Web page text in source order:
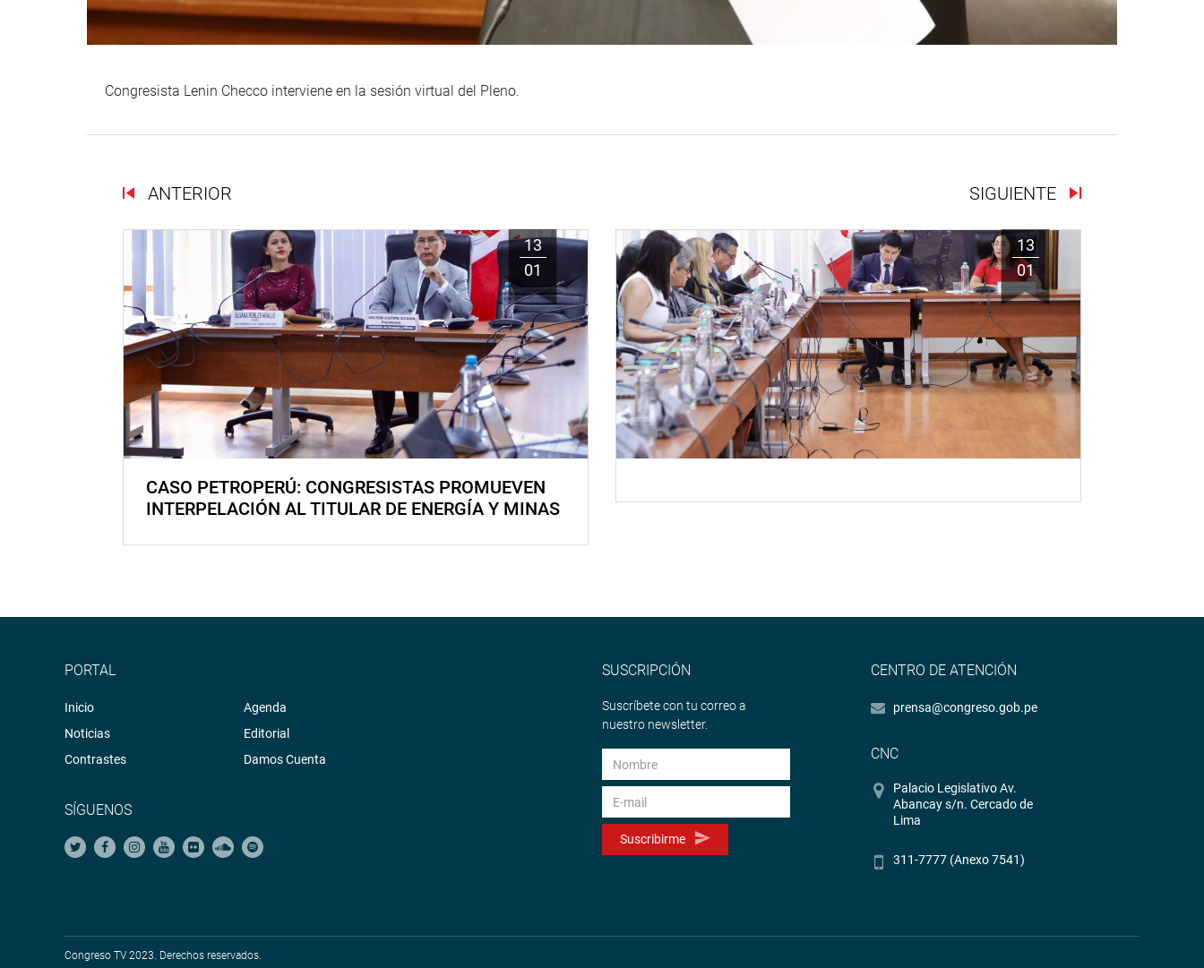
Congresista Lenin Checco interviene en la sesión virtual del Pleno.
ANTERIOR SIGUIENTE
13
01
CASO PETROPERÚ: CONGRESISTAS PROMUEVEN
INTERPELACIÓN AL TITULAR DE ENERGÍA Y MINAS
13
01
PORTAL
Inicio
Noticias
Contrastes
Agenda
Editorial
Damos Cuenta
SÍGUENOS
SUSCRIPCIÓN
Suscríbete con tu correo a
nuestro newsletter.
Suscribirme
CENTRO DE ATENCIÓN
prensa@congreso.gob.pe
CNC
Palacio Legislativo Av.
Abancay s/n. Cercado de
Lima
311-7777 (Anexo 7541)
Congreso TV 2023. Derechos reservados.